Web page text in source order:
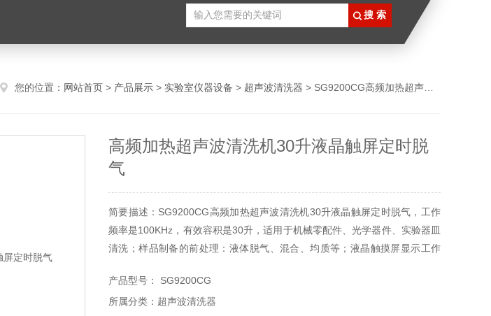
您的位置： 网站首页 > 产品展示 > 实验室仪器设备 > 超声波清洗器 > SG9200CG高频加热超声波清洗机30升液晶触屏定时脱气
高频加热超声波清洗机30升液晶触屏定时脱
气
简要描述：SG9200CG高频加热超声波清洗机30升液晶触屏定时脱气，工作
频率是100KHz，有效容积是30升，适用于机械零配件、光学器件、实验器皿
清洗；样品制备的前处理：液体脱气、混合、均质等；液晶触摸屏显示工作
20~100%内可调。
产品型号： SG9200CG
所属分类：超声波清洗器